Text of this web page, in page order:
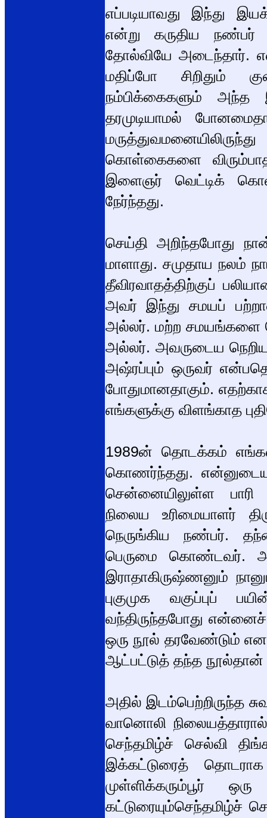
எப்படியாவது இந்து
என்று கருதிய நண்பர்
தோல்வியே அடைந்தார்.
மதிப்போ சிறிதும்
நம்பிக்கைகளும் அந்த
தரமுடியாமல்
கொள்கைகளை
இளைஞர் வெட்டிக்
நேர்ந்தது.
செய்தி அறிந்தபோது
மாளாது. சமுதாய நலம்
தீவிரவாதத்திற்குப்
அவர் இந்து சமயப்
அல்லர். மற்ற சமயங்களை
அல்லர். அவருடைய
அஷ்ரப்பும் ஒருவர்
போதுமானதாகும்.
எங்களுக்கு விளங்காத
1989ன் தொடக்கம்
கொணர்ந்தது.
சென்னையிலுள்ள பாரி
நிலைய உரிமையாளர்
நெருங்கிய நண்பர்.
பெருமை கொண்டவர்.
இராதாகிருஷ்ணனும்
புகுமுக வகுப்புப்
வந்திருந்தபோது
ஒரு நூல் தரவேண்டும்
ஆட்பட்டுத் தந்த நூல்தான்
அதில் இடம்பெற்றிருந்த
வானொலி
செந்தமிழ்ச் செல்வி
இக்கட்டுரைத் தொடராக
முள்ளிக்கரும்பூர்
கட்டுரையும்செந்தமிழ்ச்